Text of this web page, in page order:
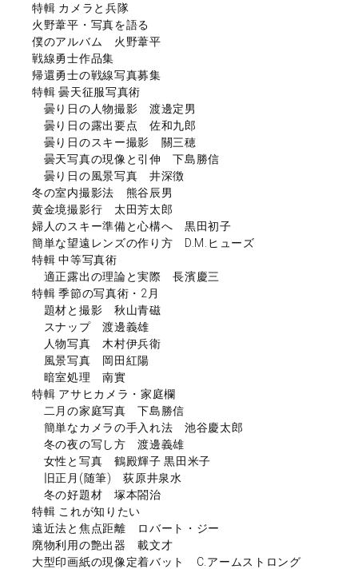
特輯 カメラと兵隊
火野葦平・写真を語る
僕のアルバム 火野葦平
戦線勇士作品集
帰還勇士の戦線写真募集
特輯 曇天征服写真術
曇り日の人物撮影 渡邊定男
曇り日の露出要点 佐和九郎
曇り日のスキー撮影 關三穂
曇天写真の現像と引伸 下島勝信
曇り日の風景写真 井深徴
冬の室内撮影法 熊谷辰男
黄金境撮影行 太田芳太郎
婦人のスキー準備と心構へ 黒田初子
簡単な望遠レンズの作り方 D.M.ヒューズ
特輯 中等写真術
適正露出の理論と実際 長濱慶三
特輯 季節の写真術・2月
題材と撮影 秋山青磁
スナップ 渡邊義雄
人物写真 木村伊兵衛
風景写真 岡田紅陽
暗室処理 南實
特輯 アサヒカメラ・家庭欄
二月の家庭写真 下島勝信
簡単なカメラの手入れ法 池谷慶太郎
冬の夜の写し方 渡邊義雄
女性と写真 鶴殿輝子 黒田米子
旧正月(随筆) 荻原井泉水
冬の好題材 塚本閤治
特輯 これが知りたい
遠近法と焦点距離 ロバート・ジー
廃物利用の艶出器 載文才
大型印画紙の現像定着バット C.アームストロング